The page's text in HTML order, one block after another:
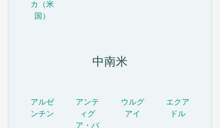
カ（米
国）
中南米
アルゼ
ンチン
アンテ
ィグ
ア・バ
ウルグ
アイ
エクア
ドル